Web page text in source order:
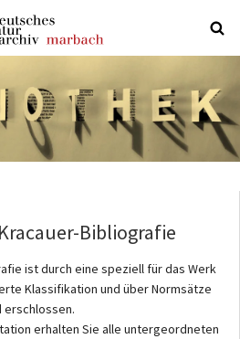
Bibliografie
ist durch eine speziell für das Werk
Klassifikation und über Normsätze
erschlossen.
erhalten Sie alle untergeordneten